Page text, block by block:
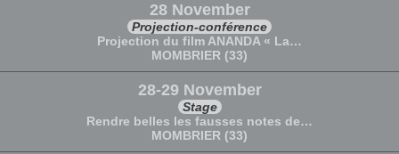
28 November
Projection-conférence
Projection du film ANANDA « La…
MOMBRIER (33)
28-29 November
Stage
Rendre belles les fausses notes de…
MOMBRIER (33)